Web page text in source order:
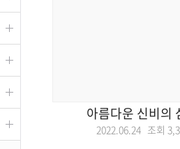
아름다운 신비의
2022.06.24 조회